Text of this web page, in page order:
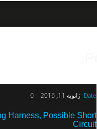
Date: ژانویه 11, 2016 0
Harness, Possible Short
Circuit